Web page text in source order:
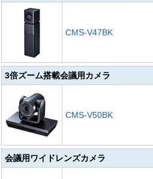
CMS-V47BK
3倍ズーム搭載会議用カメラ
CMS-V50BK
会議用ワイドレンズカメラ